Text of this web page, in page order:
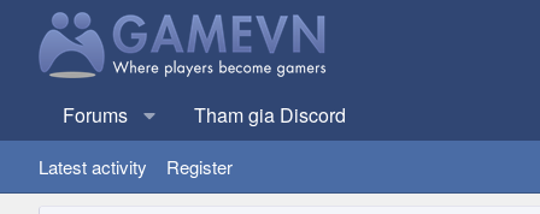
Forums Tham gia Discord
Latest activity Register